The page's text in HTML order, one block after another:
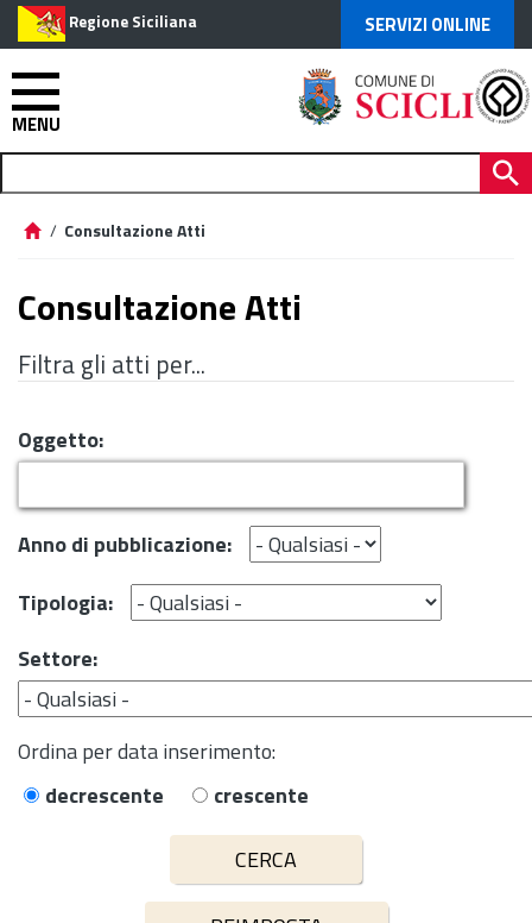
Regione Siciliana SERVIZI ONLINE
MENU
/ Consultazione Atti
Consultazione Atti
Filtra gli atti per...
Oggetto:
Anno di pubblicazione:
Tipologia:
Settore:
Ordina per data inserimento:
decrescente
crescente